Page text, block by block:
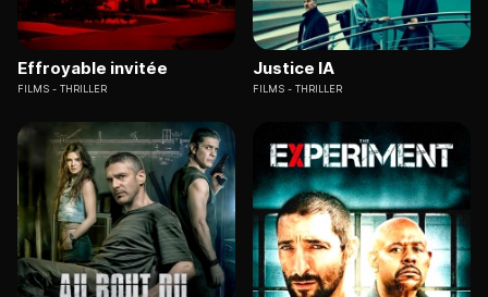
Effroyable invitée
FILMS THRILLER
Justice IA
FILMS THRILLER